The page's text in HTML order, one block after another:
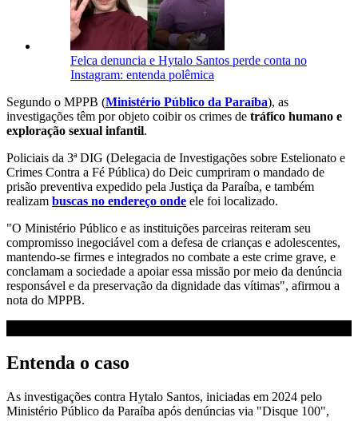
Felca denuncia e Hytalo Santos perde conta no
Instagram: entenda polêmica
Segundo o MPPB (Ministério Público da Paraíba), as
investigações têm por objeto coibir os crimes de tráfico humano e
exploração sexual infantil.
Policiais da 3ª DIG (Delegacia de Investigações sobre Estelionato e
Crimes Contra a Fé Pública) do Deic cumpriram o mandado de
prisão preventiva expedido pela Justiça da Paraíba, e também
realizam buscas no endereço onde ele foi localizado.
"O Ministério Público e as instituições parceiras reiteram seu
compromisso inegociável com a defesa de crianças e adolescentes,
mantendo-se firmes e integrados no combate a este crime grave, e
conclamam a sociedade a apoiar essa missão por meio da denúncia
responsável e da preservação da dignidade das vítimas", afirmou a
nota do MPPB.
Entenda o caso
As investigações contra Hytalo Santos, iniciadas em 2024 pelo
Ministério Público da Paraíba após denúncias via "Disque 100",